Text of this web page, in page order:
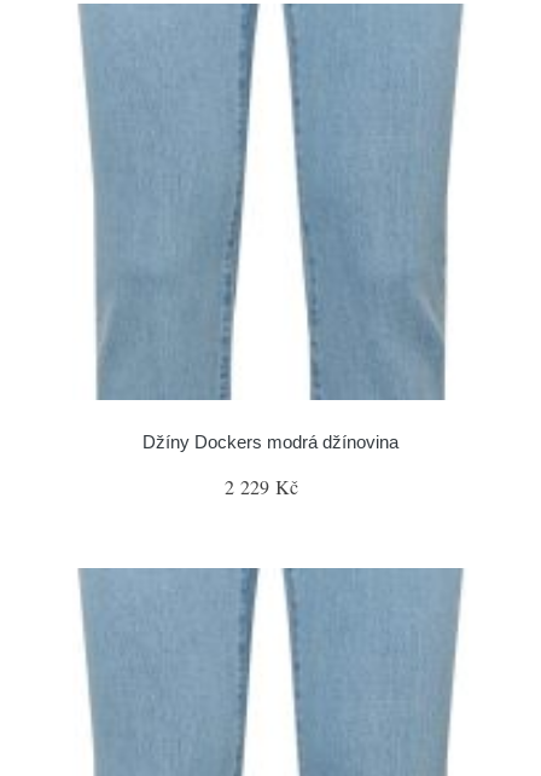
Džíny Dockers modrá džínovina
2 229 Kč